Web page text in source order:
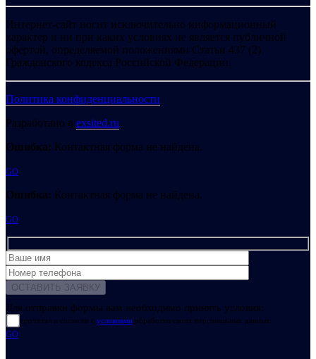
Интернет-сайт носит исключительно информационный
характер и ни при каких условиях не является публичной
офертой, определяемой положениями Статьи 437 (2)
Гражданского кодекса Российской Федерации.
Политика конфиденциальности
Разработано в exsited.ru
Ошибка: Контактная форма не найдена.
GO
Ошибка: Контактная форма не найдена.
GO
Для отправки формы вам необходимо принять условия:
прочитал и согласен с условиями обработки своих персональных данных
GO